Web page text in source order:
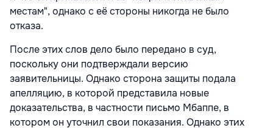
местам", однако с её стороны никогда не было
отказа.
После этих слов дело было передано в суд,
поскольку они подтверждали версию
заявительницы. Однако сторона защиты подала
апелляцию, в которой представила новые
доказательства, в частности письмо Мбаппе, в
котором он уточнил свои показания. Однако этих